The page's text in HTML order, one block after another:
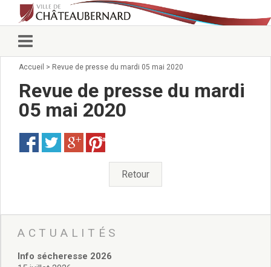
Vie municipale
Conseillers municipaux
Commissions 2026
Arrêtés du Maire
Services municipaux
Pour venir nous voir
administratives
Services Techniques
Affaires Scolaires
Accueil > Revue de presse du mardi 05 mai 2020
Revue de presse du mardi
05 mai 2020
Save
Retour
ACTUALITÉS
Info sécheresse 2026